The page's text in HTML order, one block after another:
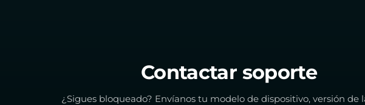
Contactar soporte
¿Sigues bloqueado? Envíanos tu modelo de dispositivo, versión de